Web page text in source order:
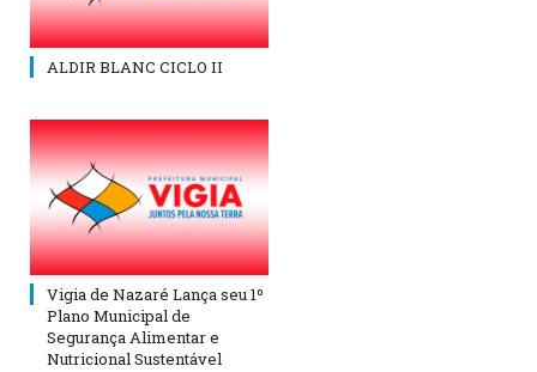
ALDIR BLANC CICLO II
Vigia de Nazaré Lança seu 1º
Plano Municipal de
Segurança Alimentar e
Nutricional Sustentável